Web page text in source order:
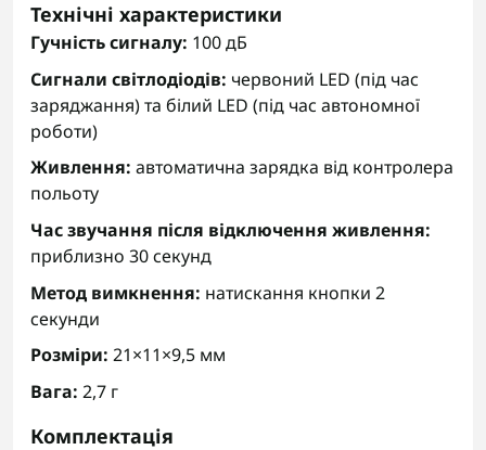
Технічні характеристики
Гучність сигналу: 100 дБ
Сигнали світлодіодів: червоний LED (під час
заряджання) та білий LED (під час автономної
роботи)
Живлення: автоматична зарядка від контролера
польоту
Час звучання після відключення живлення:
приблизно 30 секунд
Метод вимкнення: натискання кнопки 2
секунди
Розміри: 21×11×9,5 мм
Вага: 2,7 г
Комплектація